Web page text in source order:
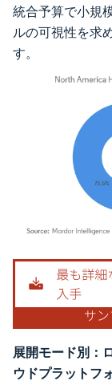
統合予算で小規
ルの可視性を求
す。
画像 © Mordor
展開モード別：
ウドプラットフ